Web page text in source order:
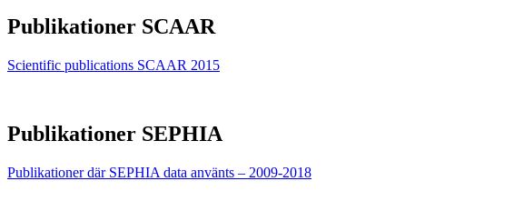
Publikationer SCAAR
Scientific publications SCAAR 2015
Publikationer SEPHIA
Publikationer där SEPHIA data använts – 2009-2018